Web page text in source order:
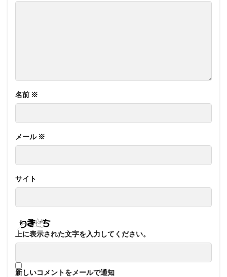
名前 ※
メール ※
サイト
上に表示された文字を入力してください。
新しいコメントをメールで通知